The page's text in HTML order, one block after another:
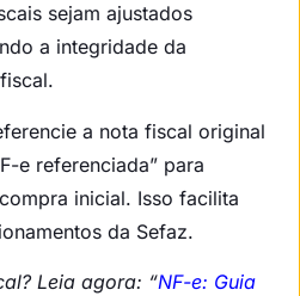
sejam ajustados
a integridade da
a nota fiscal original
e referenciada” para
inicial. Isso facilita
da Sefaz.
Leia agora: “NF-e: Guia